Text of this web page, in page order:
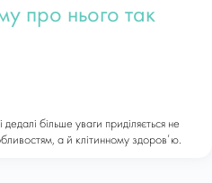
про нього так
більше уваги приділяється не
а й клітинному здоров’ю.